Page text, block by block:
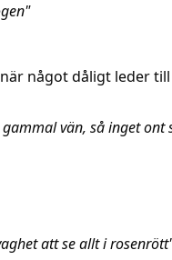
något dåligt leder
vän, så inget ont
att se allt i